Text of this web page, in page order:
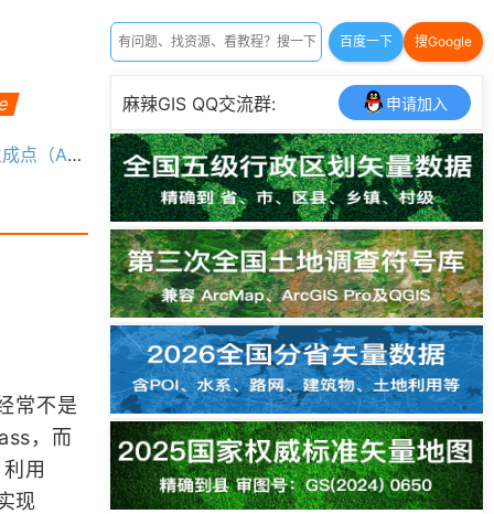
功能）
常不是
，而
用
现
百度一下 搜Google
麻辣GIS QQ交流群: 申请加入